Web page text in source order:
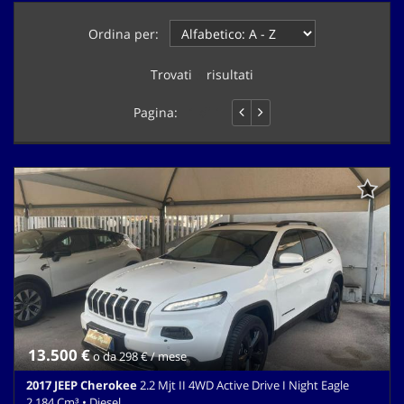
Ordina per:
Trovati risultati
Pagina:
13.500 €o da 298 € / mese
2017 JEEP Cherokee2.2 Mjt II 4WD Active Drive I Night Eagle
cookie
Puoi
rivedere
e
modificare
le
tue
scelte
in
qualsiasi
momento.